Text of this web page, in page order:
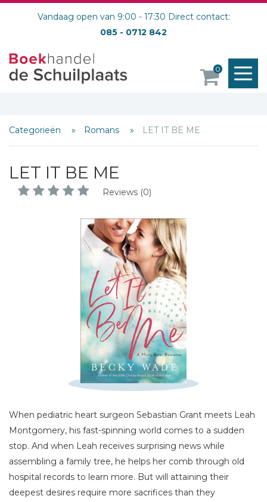
Vandaag open van 9:00 - 17:30 Direct contact:
085 - 0712 842
0
Categorieën Romans LET IT BE ME
LET IT BE ME
Reviews (0)
When pediatric heart surgeon Sebastian Grant meets Leah
Montgomery, his fast-spinning world comes to a sudden
stop. And when Leah receives surprising news while
assembling a family tree, he helps her comb through old
hospital records to learn more. But will attaining their
deepest desires require more sacrifices than they
Schrijf hieronder je review!
Titel *
Bericht *